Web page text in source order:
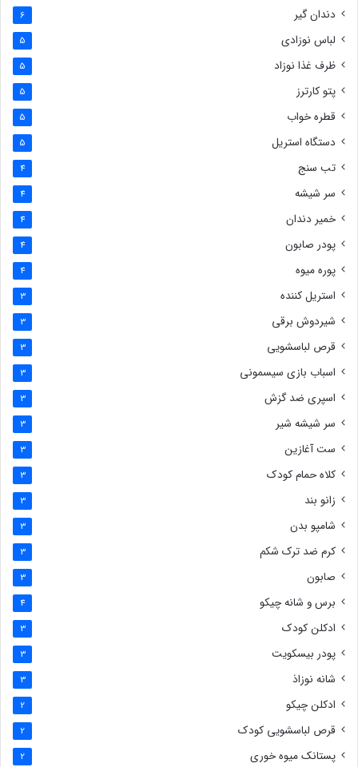
دندان گیر 6
لباس نوزادی 5
ظرف غذا نوزاد 5
پتو کارترز 5
قطره خواب 5
دستگاه استریل 5
تب سنج 4
سر شیشه 4
خمیر دندان 4
پودر صابون 4
پوره میوه 4
استریل کننده 3
شیردوش برقی 3
قرص لباسشویی 3
اسباب بازی سیسمونی 3
اسپری ضد گزش 3
سر شیشه شیر 3
ست آغازین 3
کلاه حمام کودک 3
زانو بند 3
شامپو بدن 3
کرم ضد ترک شکم 3
صابون 3
برس و شانه چیکو 4
ادکلن کودک 3
پودر بیسکویت 3
شانه نوزاذ 3
ادکلن چیکو 2
قرص لباسشویی کودک 2
پستانک میوه خوری 2